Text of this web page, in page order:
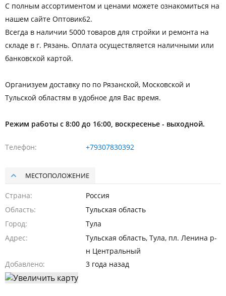
С полным ассортиментом и ценами можете ознакомиться на
нашем сайте Оптовик62.
Всегда в наличии 5000 товаров для стройки и ремонта на
складе в г. Рязань. Оплата осуществляется наличными или
банковской картой.
Организуем доставку по по Рязанской, Московской и
Тульской областям в удобное для Вас время.
Режим работы с 8:00 до 16:00, воскресенье - выходной.
Телефон +79307830392
МЕСТОПОЛОЖЕНИЕ
Страна
Россия
Область
Тульская область
Город
Тула
Адрес
Тульская область, Тула, пл. Ленина р-
н Центральный
Добавлено
3 года назад